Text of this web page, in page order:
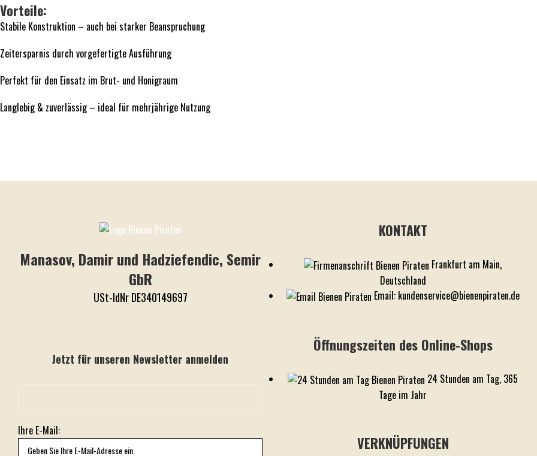
Vorteile:
Stabile Konstruktion – auch bei starker Beanspruchung
Zeitersparnis durch vorgefertigte Ausführung
Perfekt für den Einsatz im Brut- und Honigraum
Langlebig & zuverlässig – ideal für mehrjährige Nutzung
Manasov, Damir und Hadziefendic, Semir
GbR
USt-IdNr DE340149697
Jetzt für unseren Newsletter anmelden
Ihre E-Mail:
KONTAKT
Frankfurt am Main,
Deutschland
Email: kundenservice@bienenpiraten.de
Öffnungszeiten des Online-Shops
24 Stunden am Tag, 365
Tage im Jahr
VERKNÜPFUNGEN